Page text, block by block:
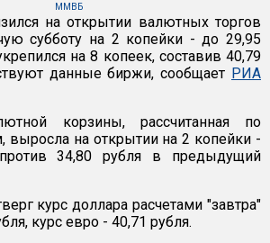
ММВБ
на открытии валютных торгов
субботу на 2 копейки - до 29,95
на 8 копеек, составив 40,79
данные биржи, сообщает РИА
корзины, рассчитанная по
на открытии на 2 копейки -
34,80 рубля в предыдущий
курс доллара расчетами "завтра"
курс евро - 40,71 рубля.